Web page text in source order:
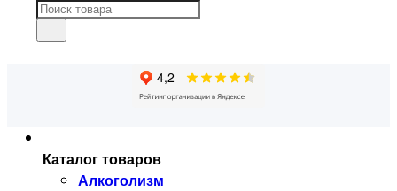
Каталог товаров
Алкоголизм